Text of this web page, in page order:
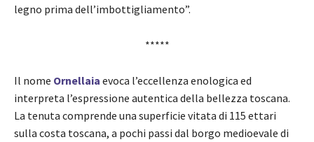
legno prima dell’imbottigliamento”.
*****
Il nome Ornellaia evoca l’eccellenza enologica ed
interpreta l’espressione autentica della bellezza toscana.
La tenuta comprende una superficie vitata di 115 ettari
sulla costa toscana, a pochi passi dal borgo medioevale di